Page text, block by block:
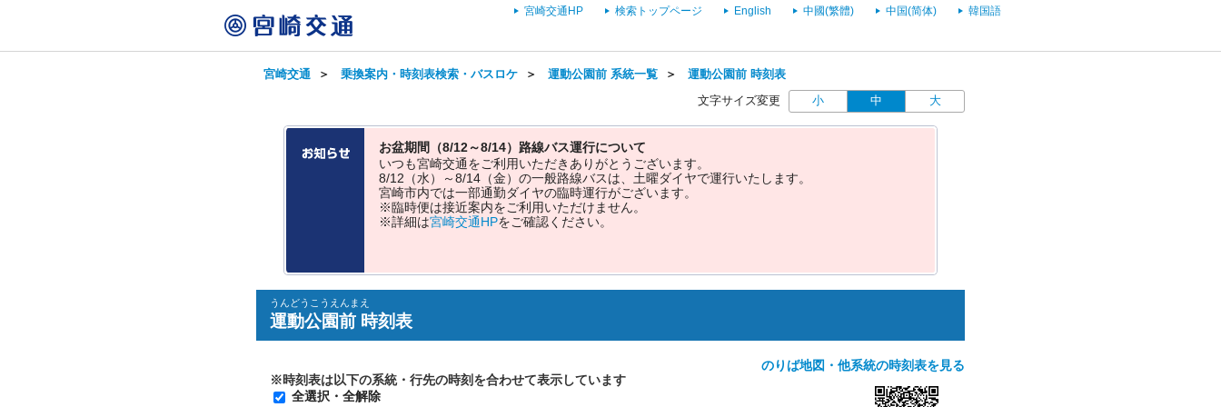
宮崎交通HP 検索トップページ English 中國(繁體) 中国(简体) 韓国語
宮崎交通 ＞ 乗換案内・時刻表検索・バスロケ ＞ 運動公園前 系統一覧 ＞ 運動公園前 時刻表
文字サイズ変更 小 中 大
お盆期間（8/12～8/14）路線バス運行について
いつも宮崎交通をご利用いただきありがとうございます。
8/12（水）～8/14（金）の一般路線バスは、土曜ダイヤで運行いたします。
宮崎市内では一部通勤ダイヤの臨時運行がございます。
※臨時便は接近案内をご利用いただけません。
※詳細は宮崎交通HPをご確認ください。
うんどうこうえんまえ
運動公園前 時刻表
のりば地図・他系統の時刻表を見る
※時刻表は以下の系統・行先の時刻を合わせて表示しています
全選択・全解除